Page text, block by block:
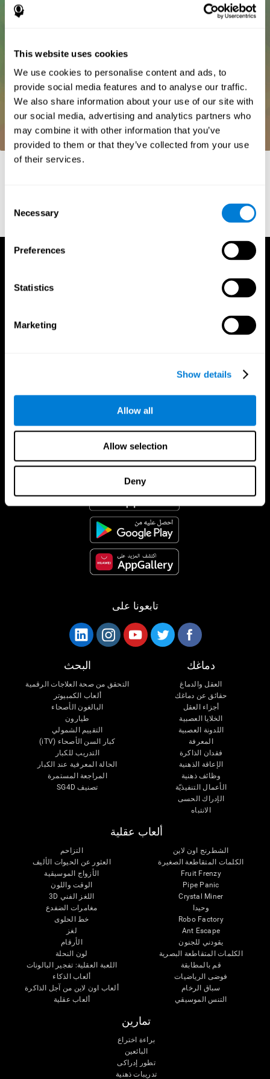
This website uses cookies
We use cookies to personalise content and ads, to
provide social media features and to analyse our traffic.
We also share information about your use of our site with
our social media, advertising and analytics partners who
may combine it with other information that you’ve
provided to them or that they’ve collected from your use
of their services.
Selection
Necessary
Preferences
Statistics
Marketing
Show details
Allow all
Allow selection
Deny
تطبيق CogniFit
تابعونا على
دماغك
العقل والدماغ
حقائق عن دماغك
أجزاء العقل
الخلايا العصبية
اللدونة العصبية
المعرفة
فقدان الذاكرة
الإعاقة الذهنية
وظائف ذهنية
الأعمال التنفيذيّة
الإدراك الحسى
الانتباه
البحث
التحقق من صحة العلاجات الرقمية
ألعاب الكمبيوتر
البالغون الأصحاء
طيارون
التقييم الشمولي
كبار السن الأصحاء (iTV)
التدريب للكبار
الحالة المعرفية عند الكبار
المراجعة المستمرة
تصنيف SG4D
ألعاب عقلية
الشطرنج اون لاين
الكلمات المتقاطعة الصغيرة
Fruit Frenzy
Pipe Panic
Crystal Miner
وحيدا
Robo Factory
Ant Escape
يقودني للجنون
الكلمات المتقاطعة البصرية
قم بالمطابقة
فوضى الرياضيات
سباق الرخام
التنس الموسيقي
التزاحم
العثور عن الحيوات الأليف
الأزواج الموسيقية
الوقت واللون
اللغز الفني 3D
مغامرات الضفدع
خط الحلوى
لغز
الأرقام
لون النحلة
اللعبة العقلية: تفجير البالونات
ألعاب الذكاء
ألعاب اون لاين من آجل الذاكرة
ألعاب عقلية
تمارين
براءة اختراع
البائعين
تطور إدراكى
تدريبات ذهنية